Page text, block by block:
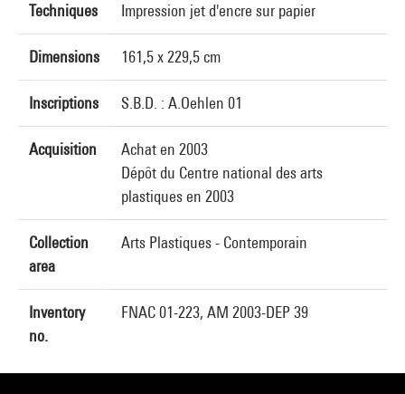
Techniques Impression jet d'encre sur papier
Dimensions 161,5 x 229,5 cm
Inscriptions S.B.D. : A.Oehlen 01
Acquisition
Achat en 2003
Dépôt du Centre national des arts
plastiques en 2003
Collection
area
Arts Plastiques - Contemporain
Inventory
no.
FNAC 01-223, AM 2003-DEP 39